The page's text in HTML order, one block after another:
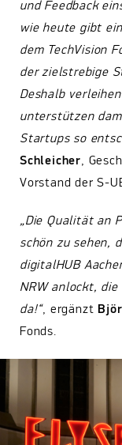
und Feedback
wie heute gibt
dem TechVision
der zielstrebige
Deshalb
unterstützen
Startups so
Schleicher,
Vorstand der S-
„Die Qualität an
schön zu sehen,
digitalHUB
NRW anlockt,
da!“, ergänzt
Fonds.